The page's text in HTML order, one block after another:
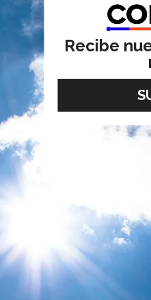
Recibe